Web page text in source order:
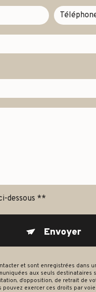
dessous **
Envoyer
et sont enregistrées
aux seuls destinataires
d’opposition, de retrait de
exercer ces droits par